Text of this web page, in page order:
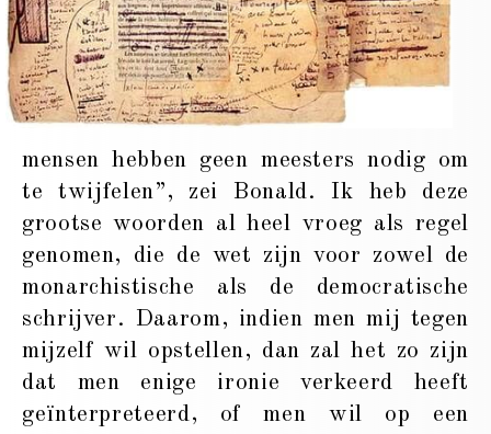
mensen hebben geen meesters nodig om
te twijfelen”, zei Bonald. Ik heb deze
grootse woorden al heel vroeg als regel
genomen, die de wet zijn voor zowel de
monarchistische als de democratische
schrijver. Daarom, indien men mij tegen
mijzelf wil opstellen, dan zal het zo zijn
dat men enige ironie verkeerd heeft
geïnterpreteerd, of men wil op een